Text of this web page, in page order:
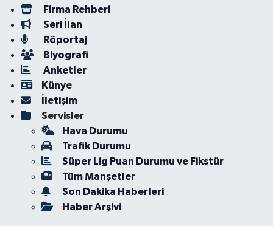
Firma Rehberi
Seri İlan
Röportaj
Biyografi
Anketler
Künye
İletişim
Servisler
Hava Durumu
Trafik Durumu
Süper Lig Puan Durumu ve Fikstür
Tüm Manşetler
Son Dakika Haberleri
Haber Arşivi